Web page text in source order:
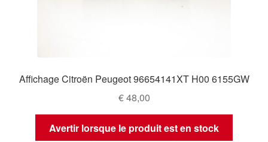
Affichage Citroën Peugeot 96654141XT H00 6155GW
€48,00
Avertir lorsque le produit est en stock